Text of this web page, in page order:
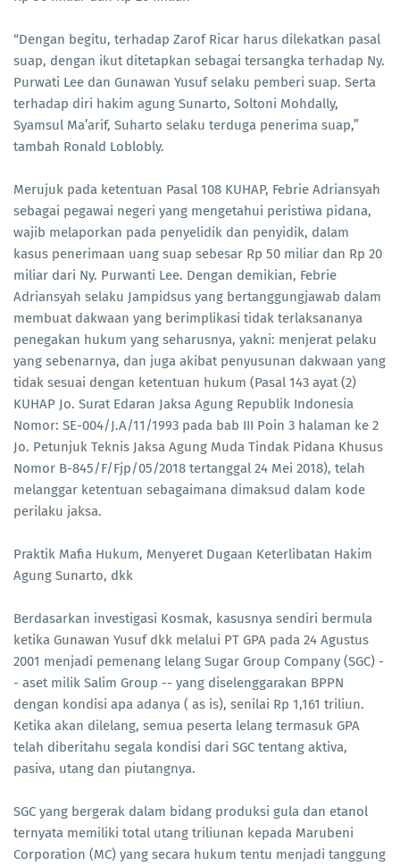
“Dengan begitu, terhadap Zarof Ricar harus dilekatkan pasal
suap, dengan ikut ditetapkan sebagai tersangka terhadap Ny.
Purwati Lee dan Gunawan Yusuf selaku pemberi suap. Serta
terhadap diri hakim agung Sunarto, Soltoni Mohdally,
Syamsul Ma’arif, Suharto selaku terduga penerima suap,”
tambah Ronald Loblobly.
Merujuk pada ketentuan Pasal 108 KUHAP, Febrie Adriansyah
sebagai pegawai negeri yang mengetahui peristiwa pidana,
wajib melaporkan pada penyelidik dan penyidik, dalam
kasus penerimaan uang suap sebesar Rp 50 miliar dan Rp 20
miliar dari Ny. Purwanti Lee. Dengan demikian, Febrie
Adriansyah selaku Jampidsus yang bertanggungjawab dalam
membuat dakwaan yang berimplikasi tidak terlaksananya
penegakan hukum yang seharusnya, yakni: menjerat pelaku
yang sebenarnya, dan juga akibat penyusunan dakwaan yang
tidak sesuai dengan ketentuan hukum (Pasal 143 ayat (2)
KUHAP Jo. Surat Edaran Jaksa Agung Republik Indonesia
Nomor: SE-004/J.A/11/1993 pada bab III Poin 3 halaman ke 2
Jo. Petunjuk Teknis Jaksa Agung Muda Tindak Pidana Khusus
Nomor B-845/F/Fjp/05/2018 tertanggal 24 Mei 2018), telah
melanggar ketentuan sebagaimana dimaksud dalam kode
perilaku jaksa.
Praktik Mafia Hukum, Menyeret Dugaan Keterlibatan Hakim
Agung Sunarto, dkk
Berdasarkan investigasi Kosmak, kasusnya sendiri bermula
ketika Gunawan Yusuf dkk melalui PT GPA pada 24 Agustus
2001 menjadi pemenang lelang Sugar Group Company (SGC) -
- aset milik Salim Group -- yang diselenggarakan BPPN
dengan kondisi apa adanya ( as is), senilai Rp 1,161 triliun.
Ketika akan dilelang, semua peserta lelang termasuk GPA
telah diberitahu segala kondisi dari SGC tentang aktiva,
pasiva, utang dan piutangnya.
SGC yang bergerak dalam bidang produksi gula dan etanol
ternyata memiliki total utang triliunan kepada Marubeni
Corporation (MC) yang secara hukum tentu menjadi tanggung